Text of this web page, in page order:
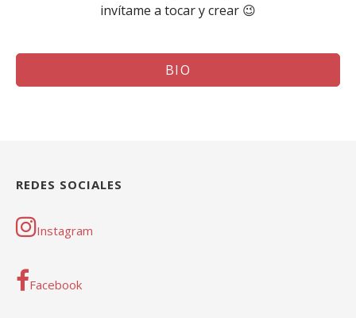
invítame a tocar y crear 😉
BIO
REDES SOCIALES
Instagram
Facebook